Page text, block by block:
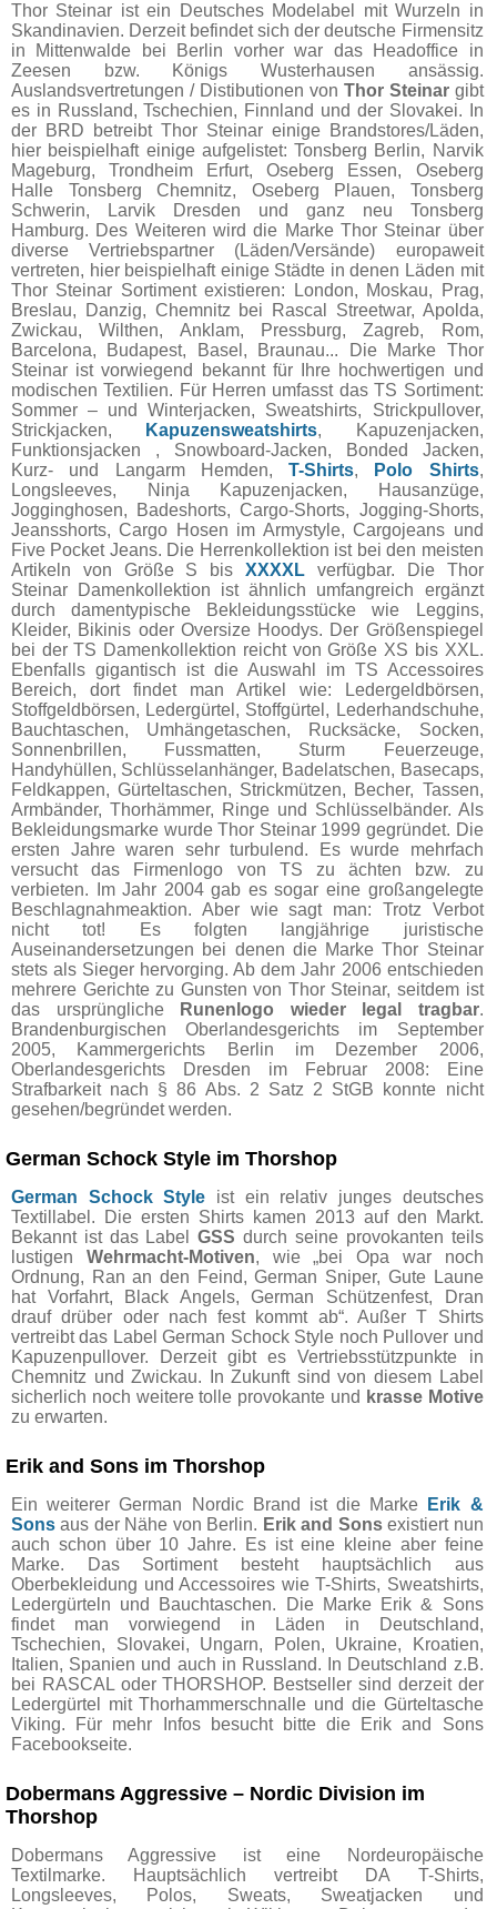
Thor Steinar ist ein Deutsches Modelabel mit Wurzeln in
Skandinavien. Derzeit befindet sich der deutsche Firmensitz
in Mittenwalde bei Berlin vorher war das Headoffice in
Zeesen bzw. Königs Wusterhausen ansässig.
Auslandsvertretungen / Distibutionen von Thor Steinargibt
es in Russland, Tschechien, Finnland und der Slovakei. In
der BRD betreibt Thor Steinar einige Brandstores/Läden,
hier beispielhaft einige aufgelistet: Tonsberg Berlin, Narvik
Mageburg, Trondheim Erfurt, Oseberg Essen, Oseberg
Halle Tonsberg Chemnitz, Oseberg Plauen, Tonsberg
Schwerin, Larvik Dresden und ganz neu Tonsberg
Hamburg. Des Weiteren wird die Marke Thor Steinar über
diverse Vertriebspartner (Läden/Versände) europaweit
vertreten, hier beispielhaft einige Städte in denen Läden mit
Thor Steinar Sortiment existieren: London, Moskau, Prag,
Breslau, Danzig, Chemnitz bei Rascal Streetwar, Apolda,
Zwickau, Wilthen, Anklam, Pressburg, Zagreb, Rom,
Barcelona, Budapest, Basel, Braunau... Die Marke Thor
Steinar ist vorwiegend bekannt für Ihre hochwertigen und
modischen Textilien. Für Herren umfasst das TS Sortiment:
Sommer – und Winterjacken, Sweatshirts, Strickpullover,
Strickjacken,
Kapuzensweatshirts, Kapuzenjacken,
Funktionsjacken , Snowboard-Jacken, Bonded Jacken,
Kurz- und Langarm Hemden,T-Shirts, Polo Shirts,
Longsleeves, Ninja Kapuzenjacken, Hausanzüge,
Jogginghosen, Badeshorts, Cargo-Shorts, Jogging-Shorts,
Jeansshorts, Cargo Hosen im Armystyle, Cargojeans und
Five Pocket Jeans. Die Herrenkollektion ist bei den meisten
Artikeln von Größe S bisXXXXL verfügbar. Die Thor
Steinar Damenkollektion ist ähnlich umfangreich ergänzt
durch damentypische Bekleidungsstücke wie Leggins,
Kleider, Bikinis oder Oversize Hoodys. Der Größenspiegel
bei der TS Damenkollektion reicht von Größe XS bis XXL.
Ebenfalls gigantisch ist die Auswahl im TS Accessoires
Bereich, dort findet man Artikel wie: Ledergeldbörsen,
Stoffgeldbörsen, Ledergürtel, Stoffgürtel, Lederhandschuhe,
Bauchtaschen, Umhängetaschen, Rucksäcke, Socken,
Sonnenbrillen, Fussmatten, Sturm Feuerzeuge,
Handyhüllen, Schlüsselanhänger, Badelatschen, Basecaps,
Feldkappen, Gürteltaschen, Strickmützen, Becher, Tassen,
Armbänder, Thorhämmer, Ringe und Schlüsselbänder. Als
Bekleidungsmarke wurde Thor Steinar 1999 gegründet. Die
ersten Jahre waren sehr turbulend. Es wurde mehrfach
versucht das Firmenlogo von TS zu ächten bzw. zu
verbieten. Im Jahr 2004 gab es sogar eine großangelegte
Beschlagnahmeaktion. Aber wie sagt man: Trotz Verbot
nicht tot! Es folgten langjährige juristische
Auseinandersetzungen bei denen die Marke Thor Steinar
stets als Sieger hervorging. Ab dem Jahr 2006 entschieden
mehrere Gerichte zu Gunsten von Thor Steinar, seitdem ist
das ursprüngliche
Runenlogo wieder legal tragbar.
Brandenburgischen Oberlandesgerichts im September
2005, Kammergerichts Berlin im Dezember 2006,
Oberlandesgerichts Dresden im Februar 2008: Eine
Strafbarkeit nach § 86 Abs. 2 Satz 2 StGB konnte nicht
gesehen/begründet werden.
German Schock Style im Thorshop
German Schock Style ist ein relativ junges deutsches
Textillabel. Die ersten Shirts kamen 2013 auf den Markt.
Bekannt ist das LabelGSS durch seine provokanten teils
lustigen Wehrmacht-Motiven, wie „bei Opa war noch
Ordnung, Ran an den Feind, German Sniper, Gute Laune
hat Vorfahrt, Black Angels, German Schützenfest, Dran
drauf drüber oder nach fest kommt ab“. Außer T Shirts
vertreibt das Label German Schock Style noch Pullover und
Kapuzenpullover. Derzeit gibt es Vertriebsstützpunkte in
Chemnitz und Zwickau. In Zukunft sind von diesem Label
sicherlich noch weitere tolle provokante und krasse Motive
zu erwarten.
Erik and Sons im Thorshop
Ein weiterer German Nordic Brand ist die Marke
Erik &
Sons aus der Nähe von Berlin. Erik and Sonsexistiert nun
auch schon über 10 Jahre. Es ist eine kleine aber feine
Marke. Das Sortiment besteht hauptsächlich aus
Oberbekleidung und Accessoires wie T-Shirts, Sweatshirts,
Ledergürteln und Bauchtaschen. Die Marke Erik & Sons
findet man vorwiegend in Läden in Deutschland,
Tschechien, Slovakei, Ungarn, Polen, Ukraine, Kroatien,
Italien, Spanien und auch in Russland. In Deutschland z.B.
bei RASCAL oder THORSHOP. Bestseller sind derzeit der
Ledergürtel mit Thorhammerschnalle und die Gürteltasche
Viking. Für mehr Infos besucht bitte die Erik and Sons
Facebookseite.
Dobermans Aggressive – Nordic Division im
Thorshop
Dobermans Aggressive ist eine Nordeuropäische
Textilmarke. Hauptsächlich vertreibt DA T-Shirts,
Longsleeves, Polos, Sweats, Sweatjacken und